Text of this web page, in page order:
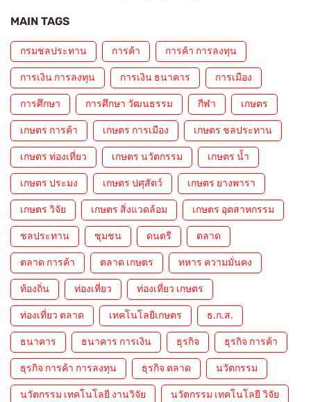
MAIN TAGS
กรมชลประทาน การค้า การค้า การลงทุน
การเงิน การลงทุน การเงิน ธนาคาร การเมือง
การศึกษา การศึกษา วัฒนธรรม กีฬา เกษตร
เกษตร การค้า เกษตร การเมือง เกษตร ชลประทาน
เกษตร ท่องเที่ยว เกษตร นวัตกรรม เกษตร น้ำ
เกษตร ประมง เกษตร ปศุสัตว์ เกษตร ยางพารา
เกษตร วิจัย เกษตร สิ่งแวดล้อม เกษตร อุตสาหกรรม
ชลประทาน ชุมชน ดนตรี ตลาด
ตลาด การค้า ตลาด เกษตร ทหาร ความมั่นคง
ท้องถิ่น ท่องเที่ยว ท่องเที่ยว เกษตร
ท่องเที่ยว ตลาด เทคโนโลยีเกษตร ธ.ก.ส.
ธนาคาร ธนาคาร การเงิน ธุรกิจ ธุรกิจ การค้า
ธุรกิจ การค้า การลงทุน ธุรกิจ ตลาด นวัตกรรม
นวัตกรรม เทคโนโลยี งานวิจัย นวัตกรรม เทคโนโลยี วิจัย